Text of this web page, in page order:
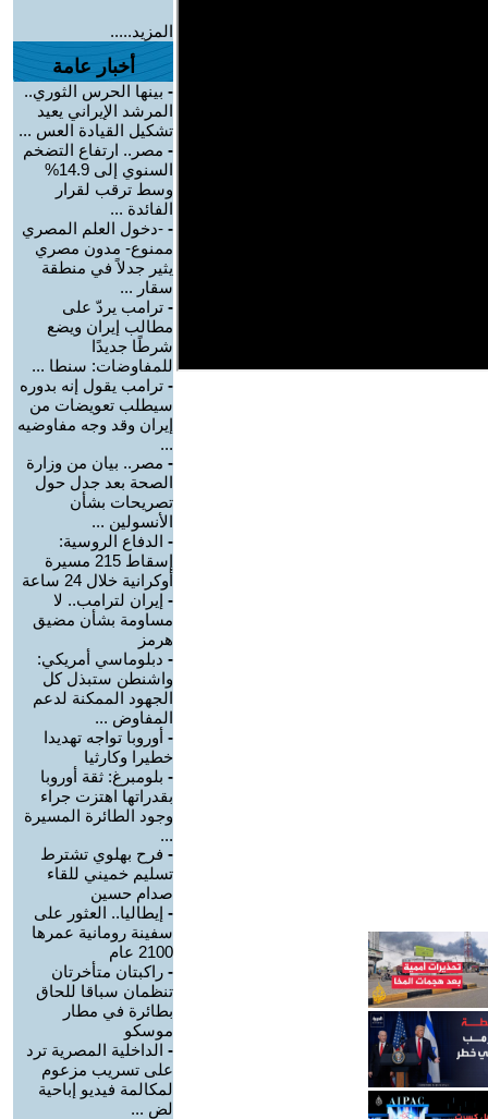
المزيد.....
أخبار عامة
- بينها الحرس الثوري..
المرشد الإيراني يعيد
تشكيل القيادة العس ...
- مصر.. ارتفاع التضخم
السنوي إلى 14.9%
وسط ترقب لقرار
الفائدة ...
- -دخول العلم المصري
ممنوع- مدون مصري
يثير جدلاً في منطقة
سقار ...
- ترامب يردّ على
مطالب إيران ويضع
شرطًا جديدًا
للمفاوضات: سنطا ...
- ترامب يقول إنه بدوره
سيطلب تعويضات من
إيران وقد وجه مفاوضيه
...
- مصر.. بيان من وزارة
الصحة بعد جدل حول
تصريحات بشأن
الأنسولين ...
- الدفاع الروسية:
إسقاط 215 مسيرة
أوكرانية خلال 24 ساعة
- إيران لترامب.. لا
مساومة بشأن مضيق
هرمز
- دبلوماسي أمريكي:
واشنطن ستبذل كل
الجهود الممكنة لدعم
المفاوض ...
- أوروبا تواجه تهديدا
خطيرا وكارثيا
- بلومبرغ: ثقة أوروبا
بقدراتها اهتزت جراء
وجود الطائرة المسيرة
...
- فرح بهلوي تشترط
تسليم خميني للقاء
صدام حسين
- إيطاليا.. العثور على
سفينة رومانية عمرها
2100 عام
- راكبتان متأخرتان
تنظمان سباقا للحاق
بطائرة في مطار
موسكو
- الداخلية المصرية ترد
على تسريب مزعوم
لمكالمة فيديو إباحية
لض ...